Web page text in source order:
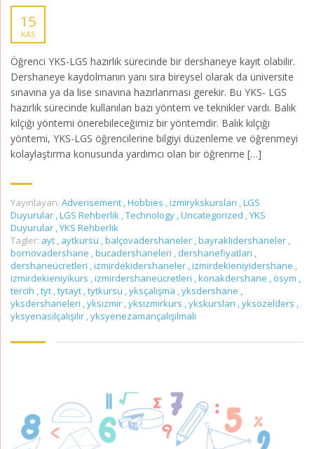
15
KAS
Öğrenci YKS-LGS hazırlık sürecinde bir dershaneye kayıt olabilir.
Dershaneye kaydolmanın yanı sıra bireysel olarak da üniversite
sınavına ya da lise sınavına hazırlanması gerekir. Bu YKS- LGS
hazırlık sürecinde kullanılan bazı yöntem ve teknikler vardı. Balık
kılçığı yöntemi önerebileceğimiz bir yöntemdir. Balık kılçığı
yöntemi, YKS-LGS öğrencilerine bilgiyi düzenleme ve öğrenmeyi
kolaylaştırma konusunda yardımcı olan bir öğrenme […]
Yayınlayan: Adverisement ,Hobbies ,izmirykskursları ,LGS
Duyurular ,LGS Rehberlik ,Technology ,Uncategorized ,YKS
Duyurular ,YKS Rehberlik
Tagler: ayt , aytkursu ,balçovadershaneler ,bayraklıdershaneler ,
bornovadershane ,bucadershaneleri , dershanefiyatları ,
dershaneücretleri ,izmirdekidershaneler ,izmirdekieniyidershane ,
izmirdekieniyikurs ,izmirdershaneücretleri ,konakdershane , ösym ,
tercih ,tyt ,tytayt ,tytkursu ,yksçalışma ,yksdershane ,
yksdershaneleri ,yksizmir ,yksizmirkurs ,ykskursları ,yksözelders ,
yksyenasılçalışılır ,yksyenezamançalışılmalı